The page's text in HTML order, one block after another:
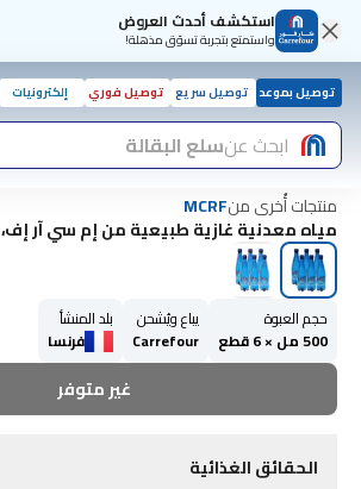
استكشف أحدث العروض
واستمتع بتجربة تسوّق مذهلة!
توصيل بموعد توصيل سريع توصيل فوري إلكترونيات
ابحث عنسلع البقالة
منتجات أُخرى منMCRF
مياه معدنية غازية طبيعية من إم سي آر إف، 500 مل × 6 قطع
حجم العبوة
500 مل × 6 قطع
يباع ويُشحن
Carrefour
بلد المنشأ
فرنسا
غير متوفر
الحقائق الغذائية